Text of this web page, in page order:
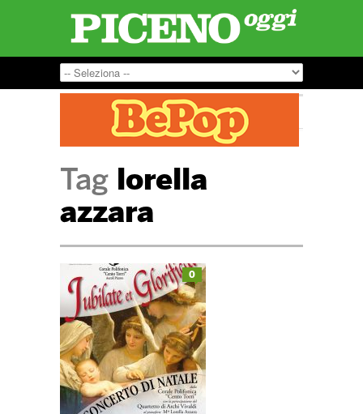
Tag lorella
azzara
0